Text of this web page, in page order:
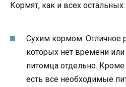
Кормят, как и всех остальных:
Сухим кормом. Отличное
которых нет времени
питомца отдельно.
есть все необходимые